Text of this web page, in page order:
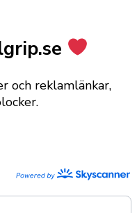
och reklamlänkar,